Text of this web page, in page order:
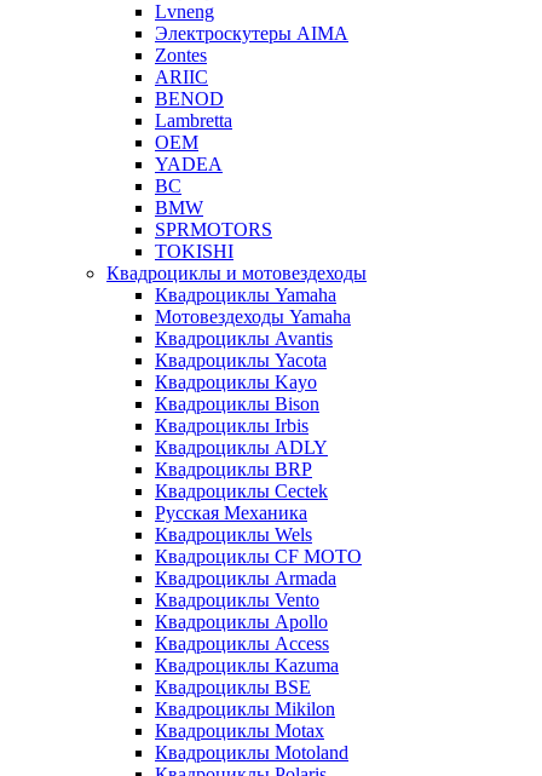
Lvneng
Электроскутеры AIMA
Zontes
ARIIC
BENOD
Lambretta
OEM
YADEA
BC
BMW
SPRMOTORS
TOKISHI
Квадроциклы и мотовездеходы
Квадроциклы Yamaha
Мотовездеходы Yamaha
Квадроциклы Avantis
Квадроциклы Yacota
Квадроциклы Kayo
Квадроциклы Bison
Квадроциклы Irbis
Квадроциклы ADLY
Квадроциклы BRP
Квадроциклы Cectek
Русская Механика
Квадроциклы Wels
Квадроциклы CF MOTO
Квадроциклы Armada
Квадроциклы Vento
Квадроциклы Apollo
Квадроциклы Access
Квадроциклы Kazuma
Квадроциклы BSE
Квадроциклы Mikilon
Квадроциклы Motax
Квадроциклы Motoland